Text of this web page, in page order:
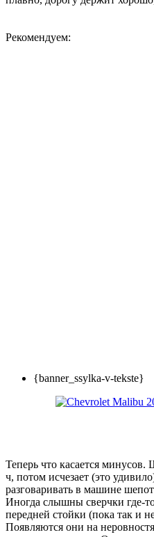
Рекомендуем:
{banner_ssylka-v-tekste}
Теперь что касается
ч, потом исчезает (это
разговаривать в машине
Иногда слышны сверчки где-
передней стойки (пока так и
Появляются они на